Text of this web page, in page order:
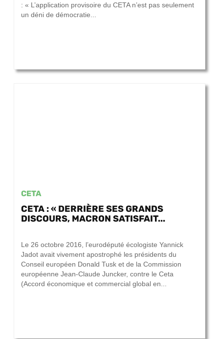
: « L’application provisoire du CETA n’est pas seulement
un déni de démocratie...
CETA
CETA : « DERRIÈRE SES GRANDS
DISCOURS, MACRON SATISFAIT...
Le 26 octobre 2016, l’eurodéputé écologiste Yannick
Jadot avait vivement apostrophé les présidents du
Conseil européen Donald Tusk et de la Commission
européenne Jean-Claude Juncker, contre le Ceta
(Accord économique et commercial global en...